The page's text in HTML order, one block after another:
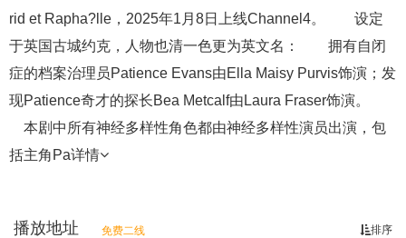
rid et Rapha?lle，2025年1月8日上线Channel4。 设定
于英国古城约克，人物也清一色更为英文名： 拥有自闭
症的档案治理员Patience Evans由Ella Maisy Purvis饰演；发
现Patience奇才的探长Bea Metcalf由Laura Fraser饰演。
本剧中所有神经多样性角色都由神经多样性演员出演，包
括主角Pa详情
排序
播放地址 免费二线